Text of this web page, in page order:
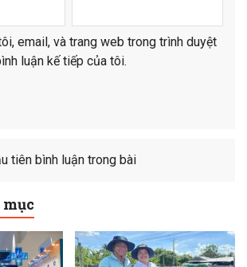
email, và trang web trong trình duyệt
luận kế tiếp của tôi.
tiên bình luận trong bài